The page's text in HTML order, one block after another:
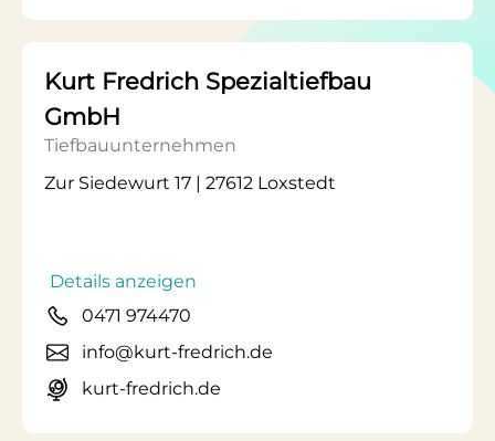
Kurt Fredrich Spezialtiefbau
GmbH
Tiefbauunternehmen
Zur Siedewurt 17 | 27612 Loxstedt
Details anzeigen
0471 974470
info@kurt-fredrich.de
kurt-fredrich.de